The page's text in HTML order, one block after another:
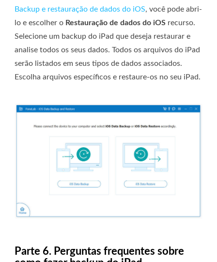
Backup e restauração de dados do iOS, você pode abri-
lo e escolher o Restauração de dados do iOS recurso.
Selecione um backup do iPad que deseja restaurar e
analise todos os seus dados. Todos os arquivos do iPad
serão listados em seus tipos de dados associados.
Escolha arquivos específicos e restaure-os no seu iPad.
Parte 6. Perguntas frequentes sobre